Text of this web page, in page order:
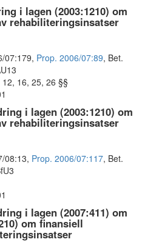
i lagen (2003:1210) om
rehabiliteringsinsatser
07:179, Prop. 2006/07:89, Bet.
16, 25, 26 §§
i lagen (2003:1210) om
rehabiliteringsinsatser
08:13, Prop. 2006/07:117, Bet.
i lagen (2007:411) om
om finansiell